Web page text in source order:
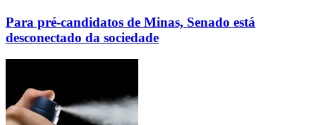
Para pré-candidatos de Minas, Senado está
desconectado da sociedade